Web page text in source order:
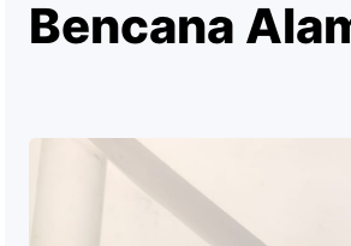
Bencana